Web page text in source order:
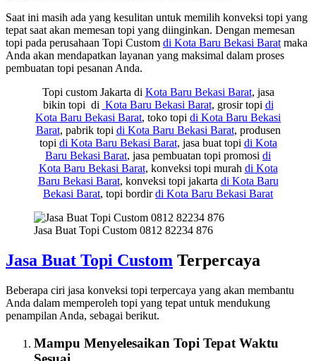
Saat ini masih ada yang kesulitan untuk memilih konveksi topi yang
tepat saat akan memesan topi yang diinginkan. Dengan memesan
topi pada perusahaan Topi Custom di Kota Baru Bekasi Barat maka
Anda akan mendapatkan layanan yang maksimal dalam proses
pembuatan topi pesanan Anda.
Topi custom Jakarta di Kota Baru Bekasi Barat, jasa
bikin topi di Kota Baru Bekasi Barat, grosir topi di
Kota Baru Bekasi Barat, toko topi di Kota Baru Bekasi
Barat, pabrik topi di Kota Baru Bekasi Barat, produsen
topi di Kota Baru Bekasi Barat, jasa buat topi di Kota
Baru Bekasi Barat, jasa pembuatan topi promosi di
Kota Baru Bekasi Barat, konveksi topi murah di Kota
Baru Bekasi Barat, konveksi topi jakarta di Kota Baru
Bekasi Barat, topi bordirdi Kota Baru Bekasi Barat
Jasa Buat Topi Custom 0812 82234 876
Jasa Buat Topi Custom Terpercaya
Beberapa ciri jasa konveksi topi terpercaya yang akan membantu
Anda dalam memperoleh topi yang tepat untuk mendukung
penampilan Anda, sebagai berikut.
Mampu Menyelesaikan Topi Tepat Waktu